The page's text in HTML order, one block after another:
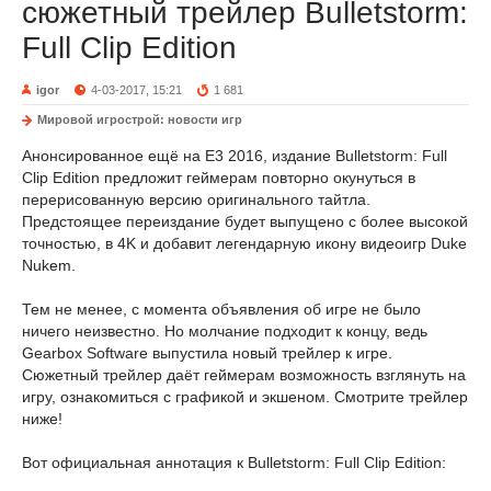
сюжетный трейлер Bulletstorm:
Full Clip Edition
igor 4-03-2017, 15:21 1 681
Мировой игрострой: новости игр
Анонсированное ещё на E3 2016, издание Bulletstorm: Full
Clip Edition предложит геймерам повторно окунуться в
перерисованную версию оригинального тайтла.
Предстоящее переиздание будет выпущено с более высокой
точностью, в 4K и добавит легендарную икону видеоигр Duke
Nukem.
Тем не менее, с момента объявления об игре не было
ничего неизвестно. Но молчание подходит к концу, ведь
Gearbox Software выпустила новый трейлер к игре.
Сюжетный трейлер даёт геймерам возможность взглянуть на
игру, ознакомиться с графикой и экшеном. Смотрите трейлер
ниже!
Вот официальная аннотация к Bulletstorm: Full Clip Edition: